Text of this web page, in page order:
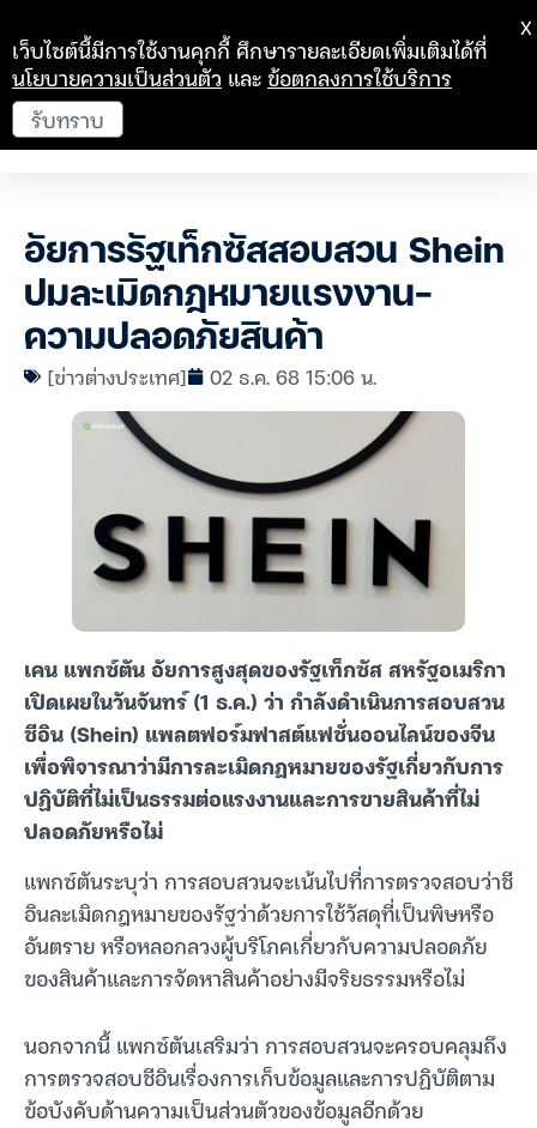
อัยการรัฐเท็กซัสสอบสวน Shein
ปมละเมิดกฎหมายแรงงาน-
ความปลอดภัยสินค้า
[ข่าวต่างประเทศ] 02 ธ.ค. 68 15:06 น.
เคน แพกซ์ตัน อัยการสูงสุดของรัฐเท็กซัส สหรัฐอเมริกา
เปิดเผยในวันจันทร์ (1 ธ.ค.) ว่า กำลังดำเนินการสอบสวน
ชีอิน (Shein) แพลตฟอร์มฟาสต์แฟชั่นออนไลน์ของจีน
เพื่อพิจารณาว่ามีการละเมิดกฎหมายของรัฐเกี่ยวกับการ
ปฏิบัติที่ไม่เป็นธรรมต่อแรงงานและการขายสินค้าที่ไม่
ปลอดภัยหรือไม่
แพกซ์ตันระบุว่า การสอบสวนจะเน้นไปที่การตรวจสอบว่าชี
อินละเมิดกฎหมายของรัฐว่าด้วยการใช้วัสดุที่เป็นพิษหรือ
อันตราย หรือหลอกลวงผู้บริโภคเกี่ยวกับความปลอดภัย
ของสินค้าและการจัดหาสินค้าอย่างมีจริยธรรมหรือไม่
นอกจากนี้ แพกซ์ตันเสริมว่า การสอบสวนจะครอบคลุมถึง
การตรวจสอบชีอินเรื่องการเก็บข้อมูลและการปฏิบัติตาม
ข้อบังคับด้านความเป็นส่วนตัวของข้อมูลอีกด้วย
เว็บไซต์นี้มีการใช้งานคุกกี้ ศึกษารายละเอียดเพิ่มเติมได้ที่
นโยบายความเป็นส่วนตัว และข้อตกลงการใช้บริการ
รับทราบ
X